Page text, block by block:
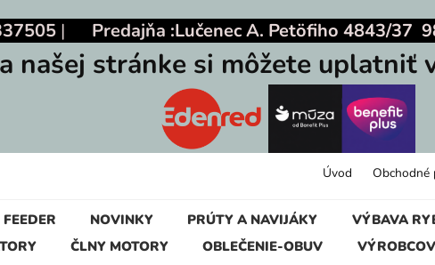
| Predajňa :Lučenec A. Petöfiho 4843/37
našej stránke si môžete uplatniť
FEEDER NOVINKY PRÚTY A NAVIJÁKY VÝBAVA
ČLNY MOTORY OBLEČENIE-OBUV
Úvod Obchodné